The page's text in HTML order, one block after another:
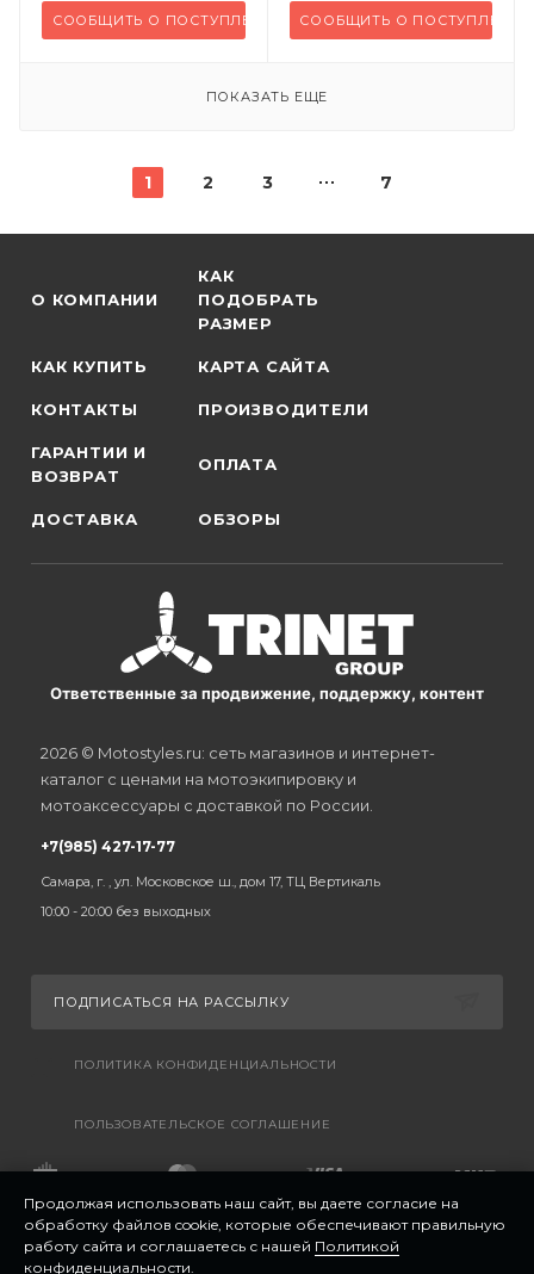
СООБЩИТЬ О ПОСТУПЛЕНИИ СООБЩИТЬ О ПОСТУПЛЕНИИ
ПОКАЗАТЬ ЕЩЕ
1 2 3 7
О КОМПАНИИ
КАК
ПОДОБРАТЬ
РАЗМЕР
КАК КУПИТЬ КАРТА САЙТА
КОНТАКТЫ ПРОИЗВОДИТЕЛИ
ГАРАНТИИ И
ВОЗВРАТ
ОПЛАТА
ДОСТАВКА ОБЗОРЫ
Ответственные за продвижение, поддержку, контент
2026 © Motostyles.ru: сеть магазинов и интернет-
каталог с ценами на мотоэкипировку и
мотоаксессуары с доставкой по России.
+7(985) 427-17-77
Самара, г. , ул. Московское ш., дом 17, ТЦ Вертикаль
10:00 - 20:00 без выходных
ПОДПИСАТЬСЯ НА РАССЫЛКУ
ПОЛИТИКА КОНФИДЕНЦИАЛЬНОСТИ
ПОЛЬЗОВАТЕЛЬСКОЕ СОГЛАШЕНИЕ
Продолжая использовать наш сайт, вы даете согласие на
обработку файлов cookie, которые обеспечивают правильную
работу сайта и соглашаетесь с нашей Политикой
конфиденциальности.